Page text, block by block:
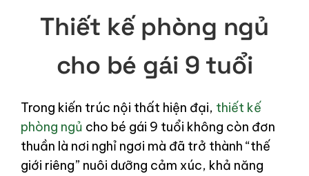
Thiết kế phòng ngủ
cho bé gái 9 tuổi
Trong kiến trúc nội thất hiện đại, thiết kế
phòng ngủ cho bé gái 9 tuổi không còn đơn
thuần là nơi nghỉ ngơi mà đã trở thành “thế
giới riêng” nuôi dưỡng cảm xúc, khả năng